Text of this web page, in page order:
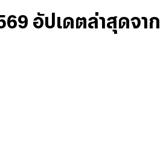
อัปเดตล่าสุดจาก